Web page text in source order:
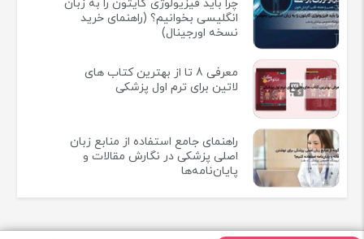
چرا باید فیزیولوژی گایتون را به زبان
انگلیسی بخوانیم؟ (راهنمای خرید
نسخه اورجینال)
معرفی 8 تا از بهترین کتاب های
لاتین برای ترم اول پزشکی
راهنمای جامع استفاده از منابع زبان
اصلی پزشکی در نگارش مقالات و
پایان‌نامه‌ها